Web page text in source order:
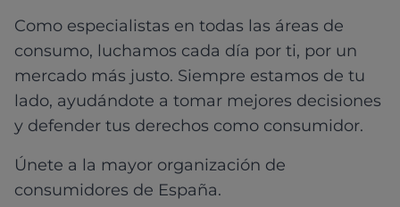
Como especialistas en todas las áreas de
consumo, luchamos cada día por ti, por un
mercado más justo. Siempre estamos de tu
lado, ayudándote a tomar mejores decisiones
y defender tus derechos como consumidor.
Únete a la mayor organización de
consumidores de España.